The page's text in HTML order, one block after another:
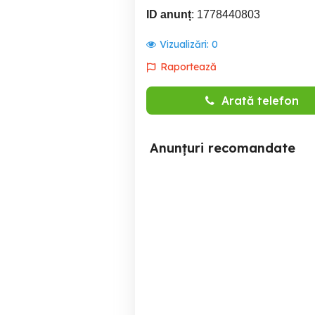
ID anunț: 1778440803
Vizualizări: 0
Raportează
Arată telefon
Anunțuri recomandate